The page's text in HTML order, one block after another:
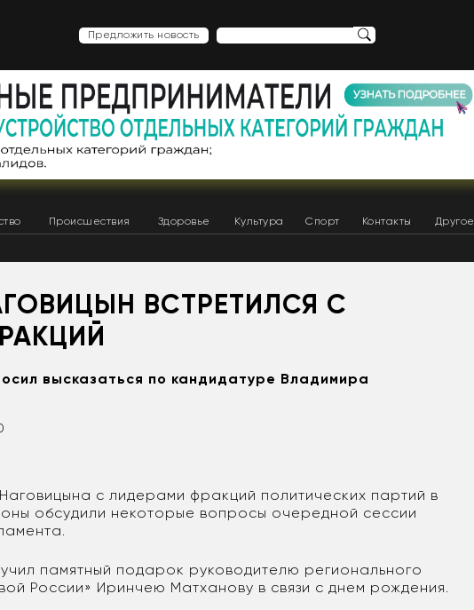
Предложить новость
Происшествия Здоровье Культура Спорт Контакты Другое
ВСТРЕТИЛСЯ С
высказаться по кандидатуре Владимира
с лидерами фракций политических партий в
обсудили некоторые вопросы очередной сессии
памятный подарок руководителю регионального
России» Иринчею Матханову в связи с днем рождения.